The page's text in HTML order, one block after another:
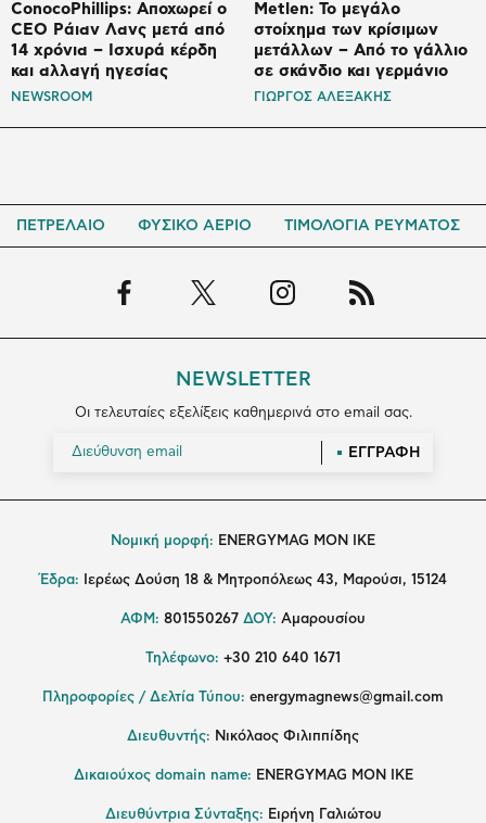
ConocoPhillips: Αποχωρεί ο
CEO Ράιαν Λανς μετά από
14 χρόνια – Ισχυρά κέρδη
και αλλαγή ηγεσίας
NEWSROOM
Metlen: Το μεγάλο
στοίχημα των κρίσιμων
μετάλλων – Από το γάλλιο
σε σκάνδιο και γερμάνιο
ΓΙΩΡΓΟΣ ΑΛΕΞΑΚΗΣ
ΠΕΤΡΕΛΑΙΟ ΦΥΣΙΚΟ ΑΕΡΙΟ ΤΙΜΟΛΟΓΙΑ ΡΕΥΜΑΤΟΣ
NEWSLETTER
Οι τελευταίες εξελίξεις καθημερινά στο email σας.
ΕΓΓΡΑΦΗ
Νομική μορφή: ENERGYMAG MON IKE
Έδρα: Ιερέως Δούση 18 & Μητροπόλεως 43, Μαρούσι, 15124
ΑΦΜ: 801550267 ΔΟΥ: Αμαρουσίου
Τηλέφωνο: +30 210 640 1671
Πληροφορίες / Δελτία Τύπου: energymagnews@gmail.com
Διευθυντής: Νικόλαος Φιλιππίδης
Δικαιούχος domain name: ENERGYMAG ΜΟΝ ΙΚΕ
Διευθύντρια Σύνταξης: Ειρήνη Γαλιώτου